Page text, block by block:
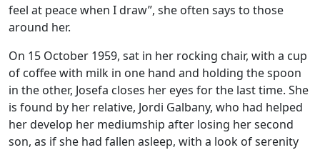
feel at peace when I draw”, she often says to those
around her.
On 15 October 1959, sat in her rocking chair, with a cup
of coffee with milk in one hand and holding the spoon
in the other, Josefa closes her eyes for the last time. She
is found by her relative, Jordi Galbany, who had helped
her develop her mediumship after losing her second
son, as if she had fallen asleep, with a look of serenity